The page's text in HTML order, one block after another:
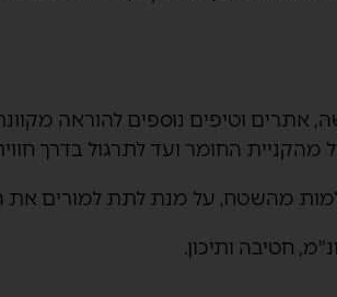
וטיפים נוספים להוראה
החומר ועד לתרגול בדרך
מהשטח, על מנת לתת למורים את
חטיבה ותיכון.